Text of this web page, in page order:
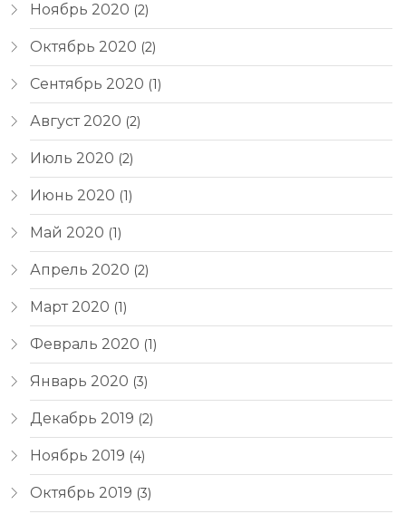
Ноябрь 2020 (2)
Октябрь 2020 (2)
Сентябрь 2020 (1)
Август 2020 (2)
Июль 2020 (2)
Июнь 2020 (1)
Май 2020 (1)
Апрель 2020 (2)
Март 2020 (1)
Февраль 2020 (1)
Январь 2020 (3)
Декабрь 2019 (2)
Ноябрь 2019 (4)
Октябрь 2019 (3)